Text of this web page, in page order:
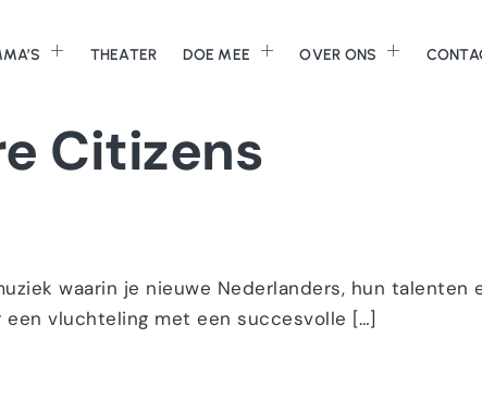
THEATER DOE MEE OVER ONS
Citizens
waarin je nieuwe Nederlanders, hun talenten
vluchteling met een succesvolle […]